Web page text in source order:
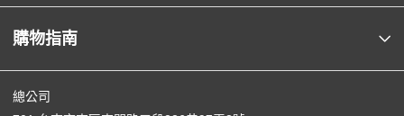
購物指南
總公司